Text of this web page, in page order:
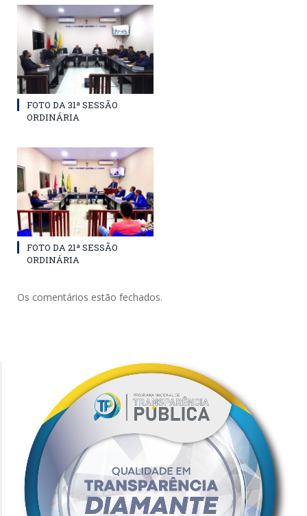
FOTO DA 31ª SESSÃO
ORDINÁRIA
FOTO DA 21ª SESSÃO
ORDINÁRIA
Os comentários estão fechados.